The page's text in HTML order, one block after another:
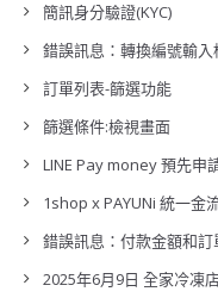
簡訊身分驗證(KYC)
錯誤訊息：轉換編號輸入
訂單列表-篩選功能
篩選條件:檢視畫面
LINE Pay money 預先申
1shop x PAYUNi 統一金
錯誤訊息：付款金額和訂
2025年6月9日 全家冷凍